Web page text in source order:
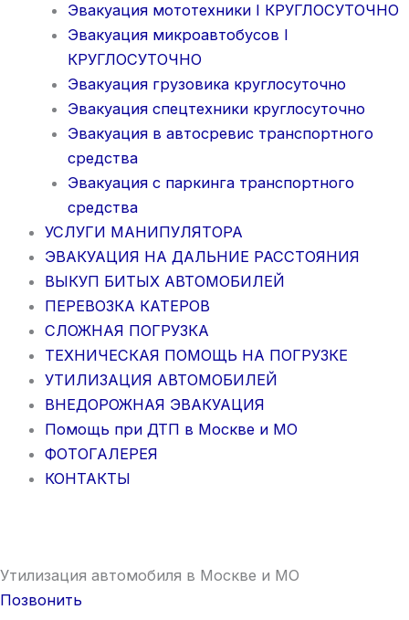
Эвакуация мототехники I КРУГЛОСУТОЧНО
Эвакуация микроавтобусов I
КРУГЛОСУТОЧНО
Эвакуация грузовика круглосуточно
Эвакуация спецтехники круглосуточно
Эвакуация в автосревис транспортного
средства
Эвакуация с паркинга транспортного
средства
УСЛУГИ МАНИПУЛЯТОРА
ЭВАКУАЦИЯ НА ДАЛЬНИЕ РАССТОЯНИЯ
ВЫКУП БИТЫХ АВТОМОБИЛЕЙ
ПЕРЕВОЗКА КАТЕРОВ
СЛОЖНАЯ ПОГРУЗКА
ТЕХНИЧЕСКАЯ ПОМОЩЬ НА ПОГРУЗКЕ
УТИЛИЗАЦИЯ АВТОМОБИЛЕЙ
ВНЕДОРОЖНАЯ ЭВАКУАЦИЯ
Помощь при ДТП в Москве и МО
ФОТОГАЛЕРЕЯ
КОНТАКТЫ
Утилизация автомобиля в Москве и МО
Позвонить